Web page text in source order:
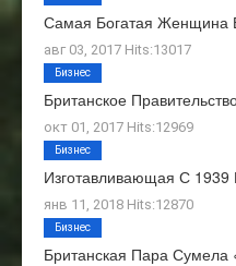
Самая Богатая Женщина
авг 03, 2017 Hits:13017
Британское
окт 01, 2017 Hits:12969
Бизнес
Изготавливающая С
янв 11, 2018 Hits:12870
Бизнес
Британская Пара
Бизнес